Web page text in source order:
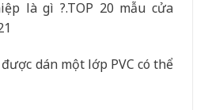
dán một lớp PVC có thể